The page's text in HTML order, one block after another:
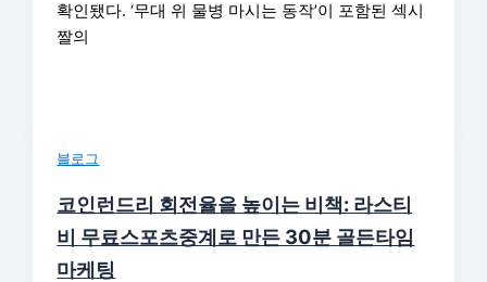
확인됐다. ‘무대 위 물병 마시는 동작’이 포함된 섹시
짤의
블로그
코인런드리 회전율을 높이는 비책: 라스티
비 무료스포츠중계로 만든 30분 골든타임
마케팅